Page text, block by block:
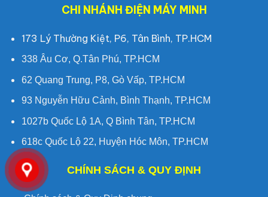
CHI NHÁNH ĐIỆN MÁY MINH
173 Lý Thường Kiệt, P6, Tân Bình, TP.HCM
338 Âu Cơ, Q.Tân Phú, TP.HCM
62 Quang Trung, P8, Gò Vấp, TP.HCM
93 Nguyễn Hữu Cảnh, Bình Thạnh, TP.HCM
1027b Quốc Lộ 1A, Q Bình Tân, TP.HCM
618c Quốc Lộ 22, Huyện Hóc Môn, TP.HCM
CHÍNH SÁCH & QUY ĐỊNH